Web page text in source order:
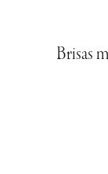
Brisas